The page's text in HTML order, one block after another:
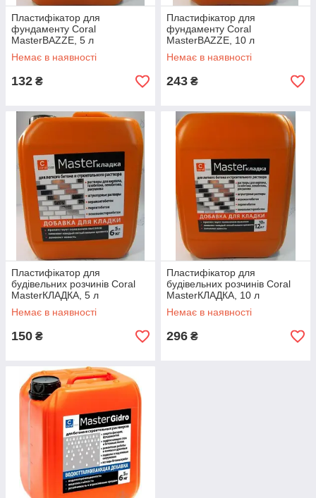
Пластифікатор для
фундаменту Coral
MasterBAZZE, 5 л
Немає в наявності
132 ₴
Пластифікатор для
фундаменту Coral
MasterBAZZE, 10 л
Немає в наявності
243 ₴
Пластифікатор для
будівельних розчинів Coral
MasterКЛАДКА, 5 л
Немає в наявності
150 ₴
Пластифікатор для
будівельних розчинів Coral
MasterКЛАДКА, 10 л
Немає в наявності
296 ₴